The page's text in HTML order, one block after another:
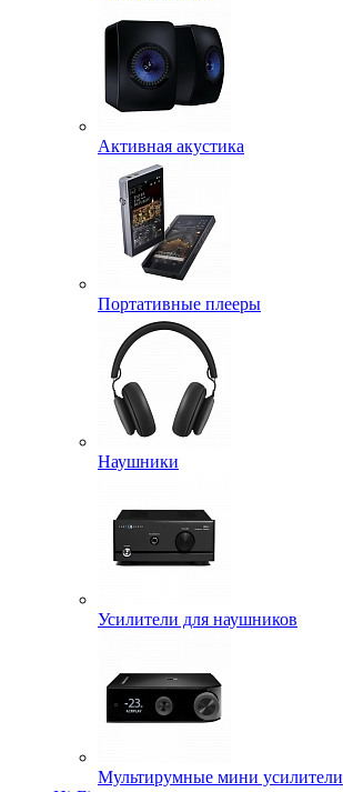
Активная акустика
Портативные плееры
Наушники
Усилители для наушников
Мультирумные мини усилители